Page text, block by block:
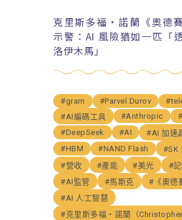
克里斯多福・諾蘭《奧德
示警：AI 風險猶如一匹「
洛伊木馬」
#gram #Parvel Durov
#AI編碼工具
#Anthropic
#DeepSeek
#AI #AI 加速
#HBM
#NAND Flash #SK
#營收
#產能 #美光 #
#AI監管
#馬斯克
#《奧德
#AI 人工智慧
#克里斯多福・諾蘭（Christopher